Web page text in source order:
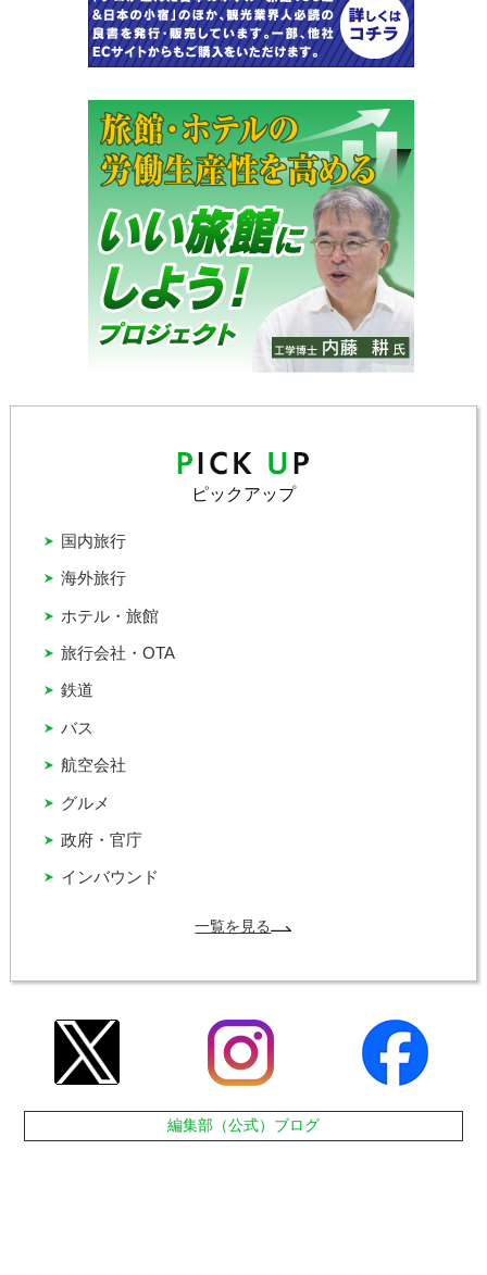
ピックアップ
インバウンド
グルメ
バス
ホテル・旅館
国内旅行
政府・官庁
旅行会社・OTA
海外旅行
航空会社
鉄道
一覧を見る
編集部（公式）ブログ